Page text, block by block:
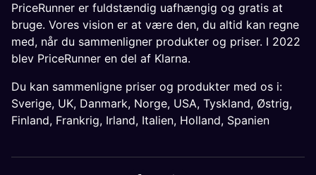
PriceRunner er fuldstændig uafhængig og gratis at
bruge. Vores vision er at være den, du altid kan regne
med, når du sammenligner produkter og priser. I 2022
blev PriceRunner en del af Klarna.
Du kan sammenligne priser og produkter med os i:
Sverige, UK, Danmark, Norge, USA, Tyskland, Østrig,
Finland, Frankrig, Irland, Italien, Holland, Spanien